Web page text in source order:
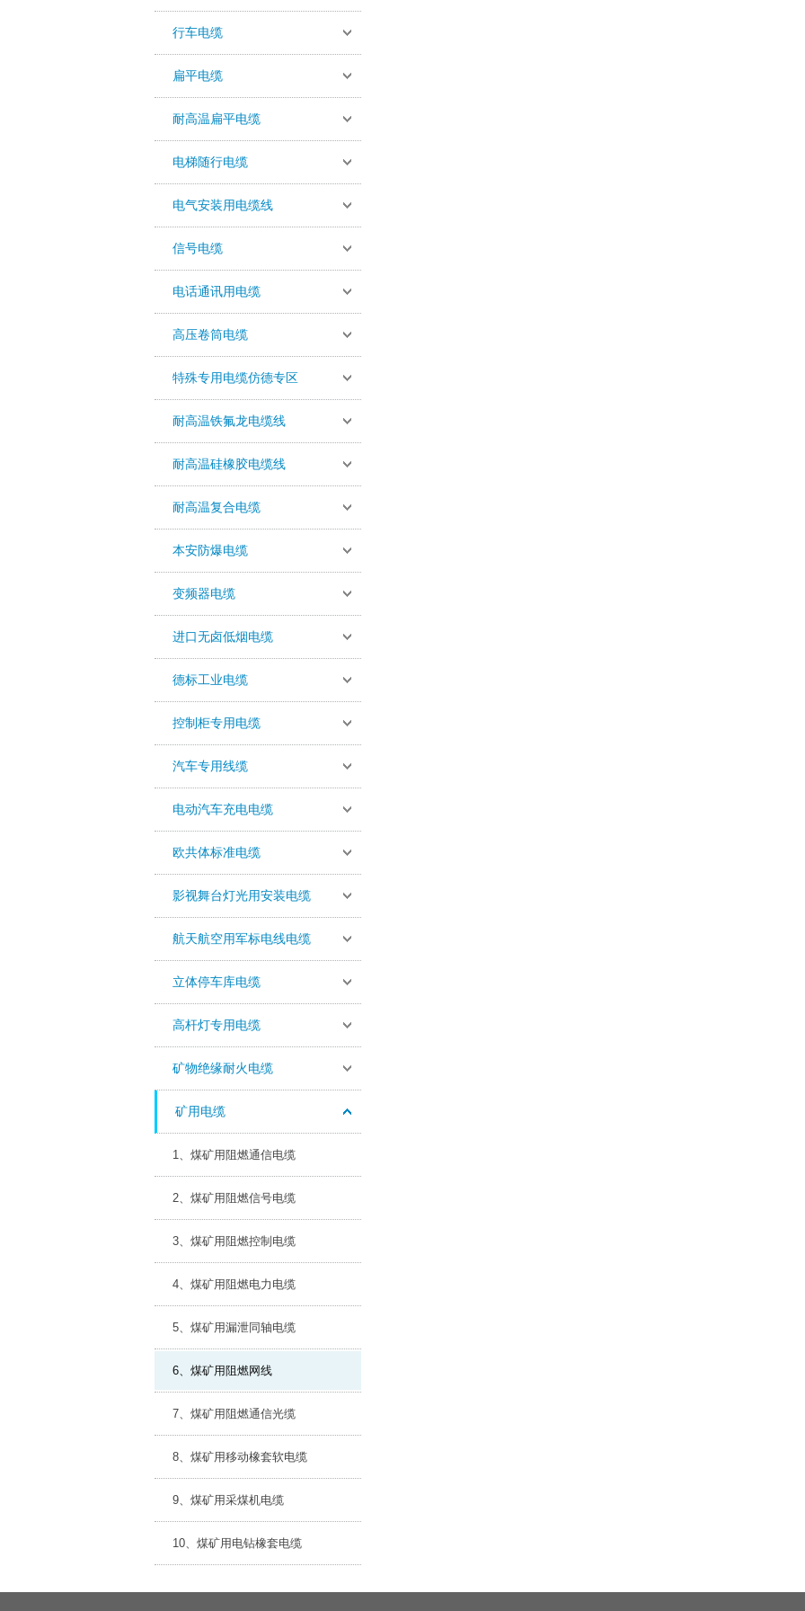
行车电缆
扁平电缆
耐高温扁平电缆
电梯随行电缆
电气安装用电缆线
信号电缆
电话通讯用电缆
高压卷筒电缆
特殊专用电缆仿德专区
耐高温铁氟龙电缆线
耐高温硅橡胶电缆线
耐高温复合电缆
本安防爆电缆
变频器电缆
进口无卤低烟电缆
德标工业电缆
控制柜专用电缆
汽车专用线缆
电动汽车充电电缆
欧共体标准电缆
影视舞台灯光用安装电缆
航天航空用军标电线电缆
立体停车库电缆
高杆灯专用电缆
矿物绝缘耐火电缆
矿用电缆
1、煤矿用阻燃通信电缆
2、煤矿用阻燃信号电缆
3、煤矿用阻燃控制电缆
4、煤矿用阻燃电力电缆
5、煤矿用漏泄同轴电缆
6、煤矿用阻燃网线
7、煤矿用阻燃通信光缆
8、煤矿用移动橡套软电缆
9、煤矿用采煤机电缆
10、煤矿用电钻橡套电缆